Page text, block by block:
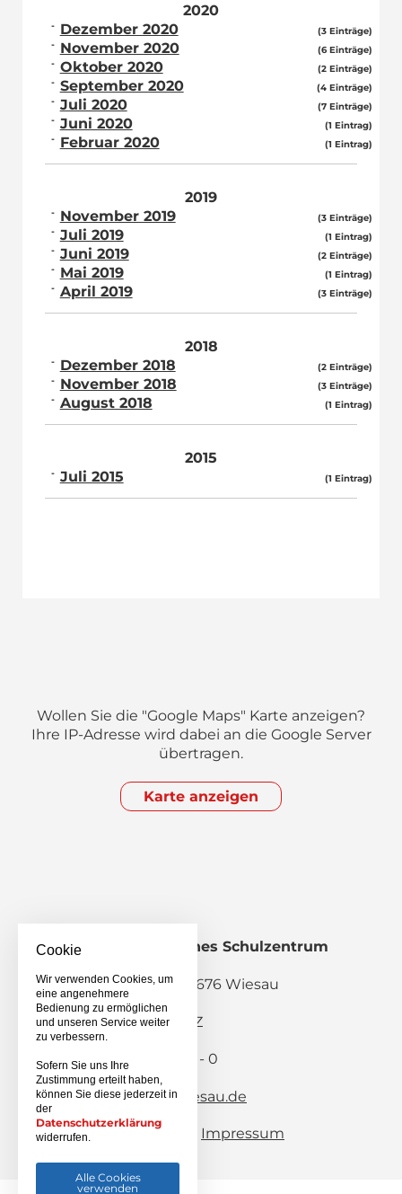
2020
Dezember 2020
(3 Einträge)
November 2020 (6 Einträge)
Oktober 2020 (2 Einträge)
September 2020 (4 Einträge)
Juli 2020 (7 Einträge)
Juni 2020 (1 Eintrag)
Februar 2020 (1 Eintrag)
2019
November 2019
(3 Einträge)
Juli 2019 (1 Eintrag)
Juni 2019 (2 Einträge)
Mai 2019 (1 Eintrag)
April 2019 (3 Einträge)
2018
Dezember 2018
(2 Einträge)
November 2018 (3 Einträge)
August 2018 (1 Eintrag)
2015
Juli 2015
(1 Eintrag)
Wollen Sie die "Google Maps" Karte anzeigen?
Ihre IP-Adresse wird dabei an die Google Server
übertragen.
Karte anzeigen
Staatliches Berufliches Schulzentrum
Pestalozzistraße 2, 95676 Wiesau
Schulanmeldung BSZ
Telefon: 09634 / 9203 - 0
Telefax: 09634 / 8282
E-Mail:info(at)bsz-wiesau.de
Sitemap
Impressum
Cookie
Wir verwenden Cookies, um
eine angenehmere
Bedienung zu ermöglichen
und unseren Service weiter
zu verbessern.
Sofern Sie uns Ihre
Zustimmung erteilt haben,
können Sie diese jederzeit in
der
Datenschutzerklärung
widerrufen.
Alle Cookies
verwenden